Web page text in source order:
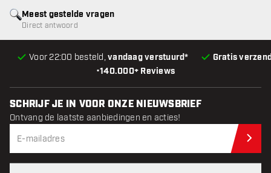
•140.000+ Reviews
Voor 22:00 besteld,vandaag verstuurd* Gratis
Meest gestelde vragen
Direct antwoord
SCHRIJF JE IN VOOR ONZE NIEUWSBRIEF
Ontvang de laatste aanbiedingen en acties!